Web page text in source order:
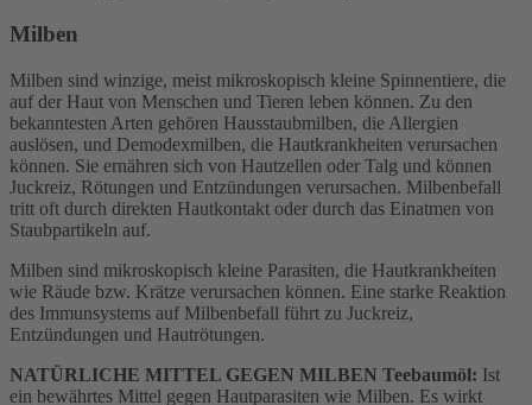
Milben
Milben sind winzige, meist mikroskopisch kleine Spinnentiere, die
auf der Haut von Menschen und Tieren leben können. Zu den
bekanntesten Arten gehören Hausstaubmilben, die Allergien
auslösen, und Demodexmilben, die Hautkrankheiten verursachen
können. Sie ernähren sich von Hautzellen oder Talg und können
Juckreiz, Rötungen und Entzündungen verursachen. Milbenbefall
tritt oft durch direkten Hautkontakt oder durch das Einatmen von
Staubpartikeln auf.
Milben sind mikroskopisch kleine Parasiten, die Hautkrankheiten
wie Räude bzw. Krätze verursachen können. Eine starke Reaktion
des Immunsystems auf Milbenbefall führt zu Juckreiz,
Entzündungen und Hautrötungen.
NATÜRLICHE MITTEL GEGEN MILBEN Teebaumöl: Ist
ein bewährtes Mittel gegen Hautparasiten wie Milben. Es wirkt